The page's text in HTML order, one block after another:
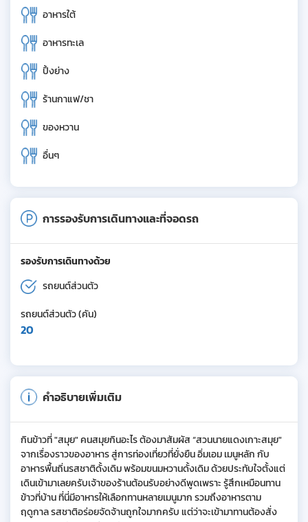
อาหารใต้
อาหารทะเล
ปิ้งย่าง
ร้านกาแฟ/ชา
ของหวาน
อื่นๆ
การรองรับการเดินทางและที่จอดรถ
รองรับการเดินทางด้วย
รถยนต์ส่วนตัว
รถยนต์ส่วนตัว (คัน)
20
คำอธิบายเพิ่มเติม
กินข้าวที่ "สมุย" คนสมุยกินอะไร ต้องมาสัมผัส “สวนนายแดงเกาะสมุย"
จากเรื่องราวของอาหาร สู่การท่องเที่ยวที่ยั่งยืน อิ่มเอม เมนูหลัก กับ
อาหารพื้นถิ่นรสชาติดั้งเดิม พร้อมขนมหวานดั้งเดิม ด้วยประทับใจตั้งแต่
เดินเข้ามาเลยครับเจ้าของร้านต้อนรับอย่างดีพูดเพราะ รู้สึกเหมือนทาน
ข้าวที่บ้าน ที่นี่มีอาหารให้เลือกทานหลายเมนูมาก รวมถึงอาหารตาม
ฤดูกาล รสชาติอร่อยจัดจ้านถูกใจมากครับ แต่ว่าจะเข้ามาทานต้องสั่ง